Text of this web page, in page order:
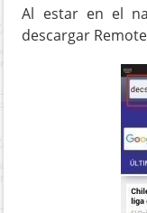
Al estar en el
descargar